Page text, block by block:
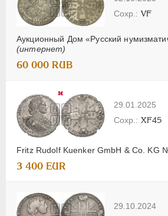
Аукционный Дом «Русский
(интернет)
VF
60 000 RUB
29.01.2025
Fritz Rudolf Kuenker GmbH & Co. KG
XF45
3 400 EUR
29.10.2024